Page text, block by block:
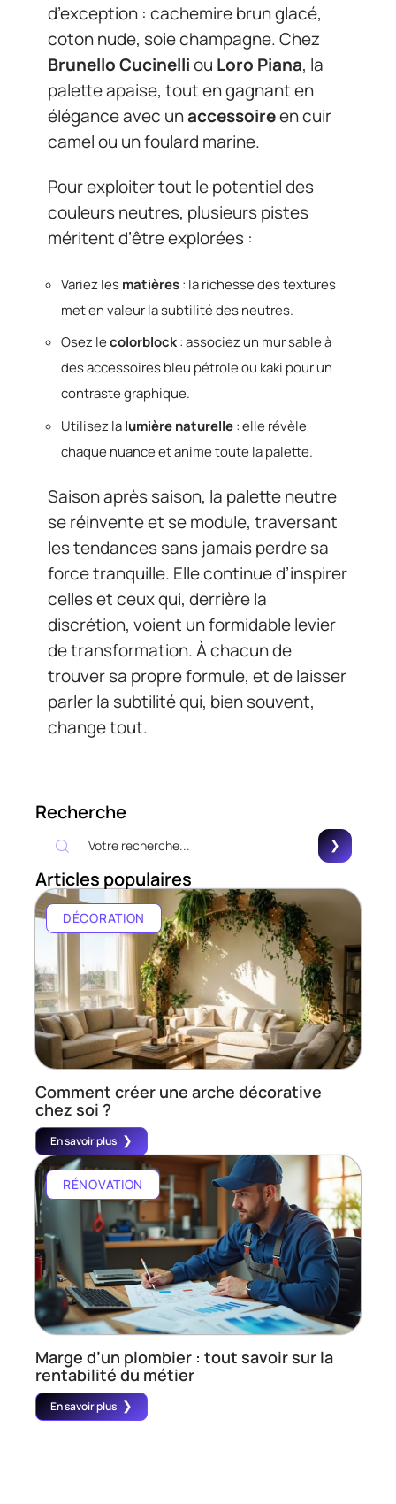
d’exception : cachemire brun glacé,
coton nude, soie champagne. Chez
Brunello Cucinelliou Loro Piana, la
palette apaise, tout en gagnant en
élégance avec unaccessoireen cuir
camel ou un foulard marine.
Pour exploiter tout le potentiel des
couleurs neutres, plusieurs pistes
méritent d’être explorées :
Variez lesmatières: la richesse des textures
met en valeur la subtilité des neutres.
Osez lecolorblock: associez un mur sable à
des accessoires bleu pétrole ou kaki pour un
contraste graphique.
Utilisez lalumière naturelle: elle révèle
chaque nuance et anime toute la palette.
Saison après saison, la palette neutre
se réinvente et se module, traversant
les tendances sans jamais perdre sa
force tranquille. Elle continue d’inspirer
celles et ceux qui, derrière la
discrétion, voient un formidable levier
de transformation. À chacun de
trouver sa propre formule, et de laisser
parler la subtilité qui, bien souvent,
change tout.
Recherche
Articles populaires
DÉCORATION
Comment créer une arche décorative
chez soi ?
En savoir plus
RÉNOVATION
Marge d’un plombier : tout savoir sur la
rentabilité du métier
En savoir plus